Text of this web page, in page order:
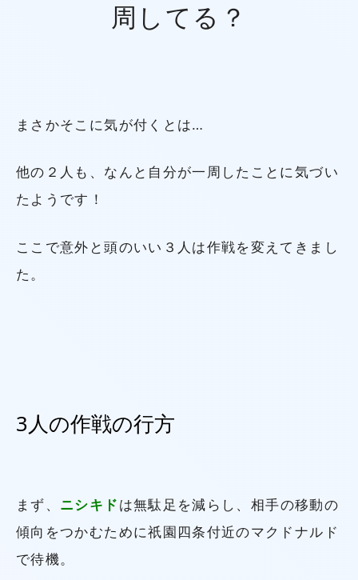
周してる？
まさかそこに気が付くとは…
他の２人も、なんと自分が一周したことに気づい
たようです！
ここで意外と頭のいい３人は作戦を変えてきまし
た。
3人の作戦の行方
まず、 ニシキド は無駄足を減らし、相手の移動の
傾向をつかむために祇園四条付近のマクドナルド
で待機。